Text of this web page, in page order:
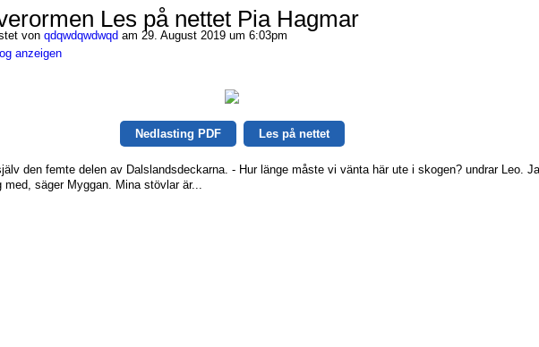
Les på nettet Pia Hagmar
von qdqwdqwdwqdam 29. August 2019 um 6:03pm
anzeigen
Nedlasting PDF Les på nettet
den femte delen av Dalslandsdeckarna. - Hur länge måste vi vänta här ute i skogen? undrar Leo.
säger Myggan. Mina stövlar är...